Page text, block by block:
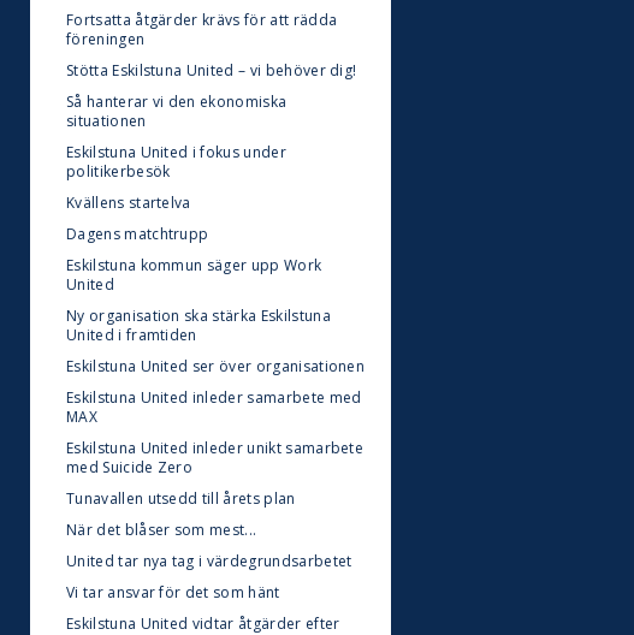
Fortsatta åtgärder krävs för att rädda
föreningen
Stötta Eskilstuna United – vi behöver dig!
Så hanterar vi den ekonomiska
situationen
Eskilstuna United i fokus under
politikerbesök
Kvällens startelva
Dagens matchtrupp
Eskilstuna kommun säger upp Work
United
Ny organisation ska stärka Eskilstuna
United i framtiden
Eskilstuna United ser över organisationen
Eskilstuna United inleder samarbete med
MAX
Eskilstuna United inleder unikt samarbete
med Suicide Zero
Tunavallen utsedd till årets plan
När det blåser som mest...
United tar nya tag i värdegrundsarbetet
Vi tar ansvar för det som hänt
Eskilstuna United vidtar åtgärder efter